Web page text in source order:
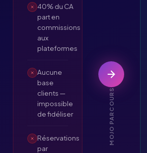
40% du CA
part en
commissions
aux
plateformes
Aucune
base
clients —
impossible
de fidéliser
Réservations
par
MOJO PARCOURS